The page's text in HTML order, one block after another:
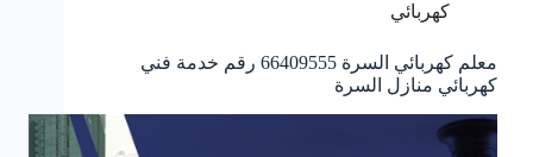
كهربائي
معلم كهربائي السرة 66409555 رقم خدمة فني
كهربائي منازل السرة